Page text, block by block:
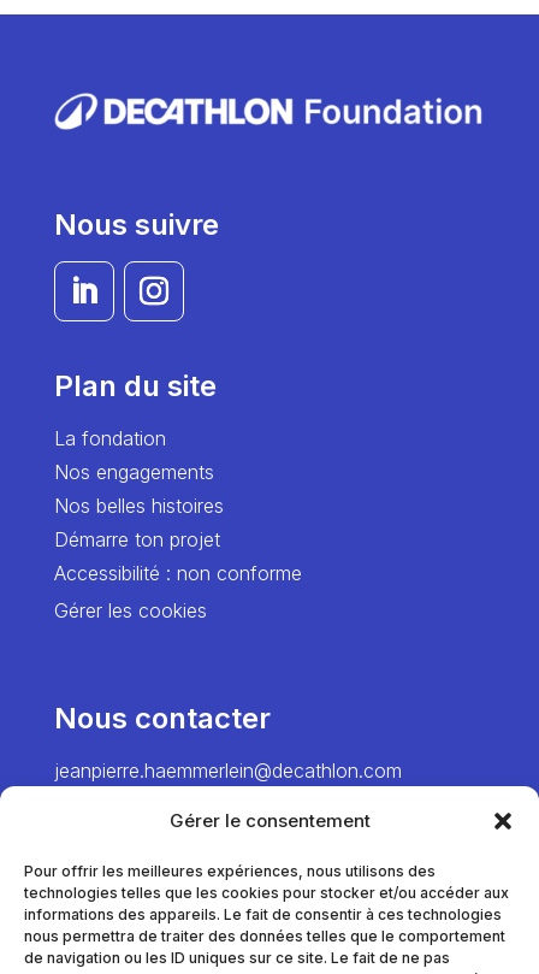
Gérer le consentement
Pour offrir les meilleures expériences, nous utilisons des
technologies telles que les cookies pour stocker et/ou accéder aux
informations des appareils. Le fait de consentir à ces technologies
nous permettra de traiter des données telles que le comportement
de navigation ou les ID uniques sur ce site. Le fait de ne pas
Nous suivre
Plan du site
La fondation
Nos engagements
Nos belles histoires
Démarre ton projet
Accessibilité : non conforme
Gérer les cookies
Nous contacter
jeanpierre.haemmerlein@decathlon.com
→ Director
Manager – Europe
marie.pinel@decathlon.com
→ Project Manager – France